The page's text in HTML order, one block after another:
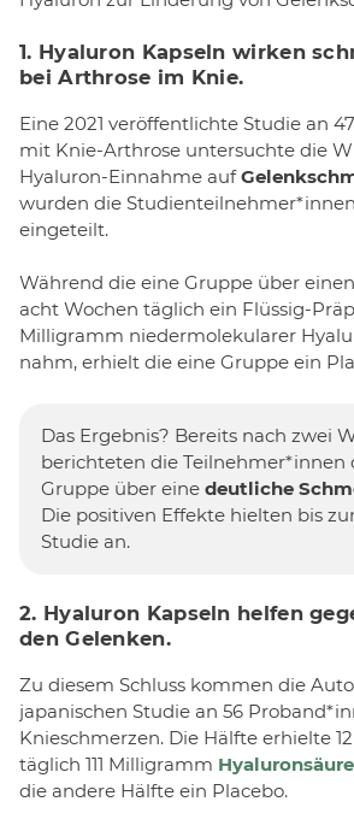
1. Hyaluron Kapseln wirken
bei Arthrose im Knie.
Eine 2021 veröffentlichte Studie an
mit Knie-Arthrose untersuchte die
Hyaluron-Einnahme auf
wurden die
eingeteilt.
Während die eine Gruppe über
acht Wochen täglich ein Flüssig-
Milligramm niedermolekularer
nahm, erhielt die eine Gruppe ein
Das Ergebnis? Bereits nach zwei
berichteten die Teilnehmer*innen
Gruppe über eine deutliche
Die positiven Effekte hielten bis
Studie an.
2. Hyaluron Kapseln helfen
den Gelenken.
Zu diesem Schluss kommen die
japanischen Studie an 56
Knieschmerzen. Die Hälfte erhielte
täglich 111 Milligramm
die andere Hälfte ein Placebo.